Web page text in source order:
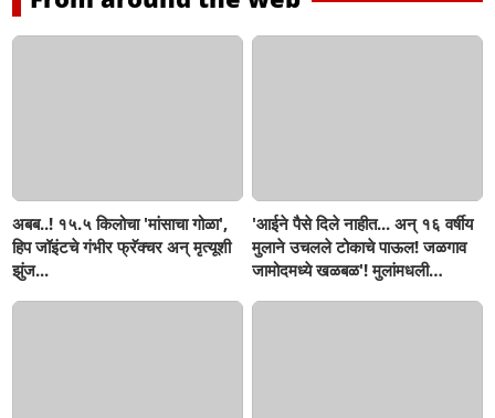
अबब..! १५.५ किलोचा 'मांसाचा गोळा',
हिप जॉइंटचे गंभीर फ्रॅक्चर अन् मृत्यूशी
झुंज...
'आईने पैसे दिले नाहीत... अन् १६ वर्षीय
मुलाने उचलले टोकाचे पाऊल! जळगाव
जामोदमध्ये खळबळ'! मुलांमधली